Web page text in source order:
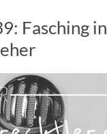
Fasching